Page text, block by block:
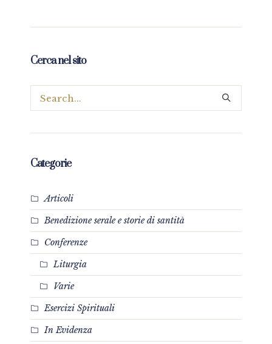
Cerca nel sito
Categorie
Articoli
Benedizione serale e storie di santità
Conferenze
Liturgia
Varie
Esercizi Spirituali
In Evidenza